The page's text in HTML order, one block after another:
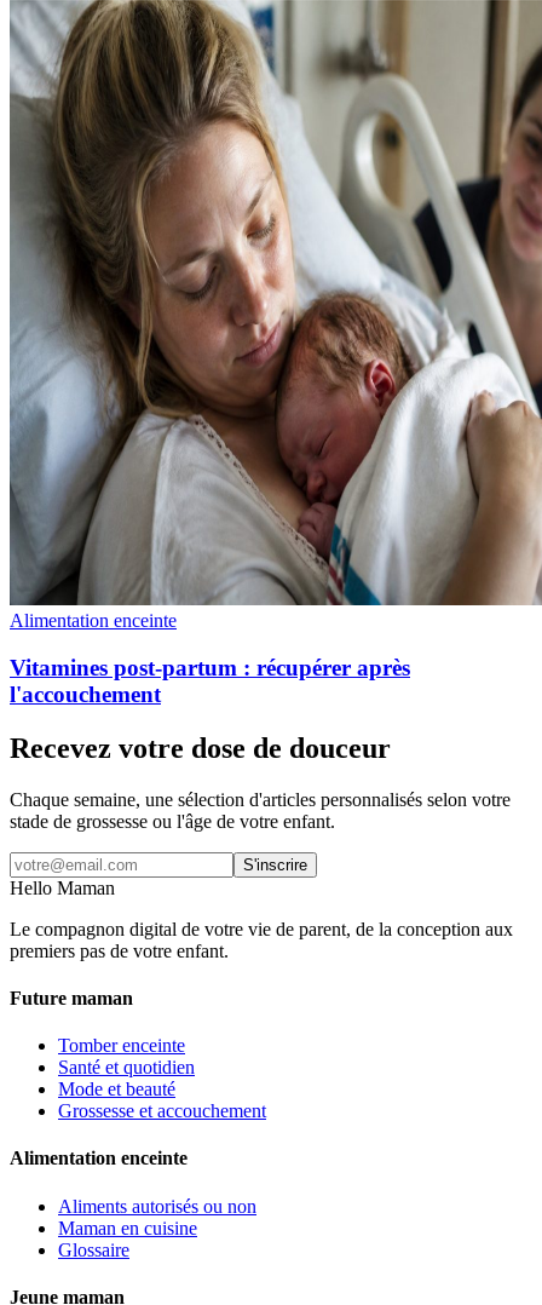
Alimentation enceinte
Vitamines post-partum : récupérer après
l'accouchement
Recevez votre dose de douceur
Chaque semaine, une sélection d'articles personnalisés selon votre
stade de grossesse ou l'âge de votre enfant.
S'inscrire
Hello Maman
Le compagnon digital de votre vie de parent, de la conception aux
premiers pas de votre enfant.
Future maman
Tomber enceinte
Santé et quotidien
Mode et beauté
Grossesse et accouchement
Alimentation enceinte
Aliments autorisés ou non
Maman en cuisine
Glossaire
Jeune maman